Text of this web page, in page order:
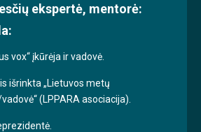
ekspertė, mentorė:
vox“ įkūrėja ir vadovė.
išrinkta „Lietuvos metų
(LPPARA asociacija).